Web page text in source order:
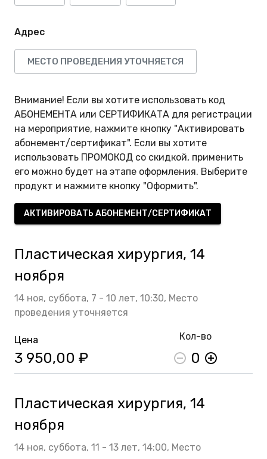
Адрес
МЕСТО ПРОВЕДЕНИЯ УТОЧНЯЕТСЯ
Внимание! Если вы хотите использовать код
АБОНЕМЕНТА или СЕРТИФИКАТА для регистрации
на мероприятие, нажмите кнопку "Активировать
абонемент/сертификат". Если вы хотите
использовать ПРОМОКОД со скидкой, применить
его можно будет на этапе оформления. Выберите
продукт и нажмите кнопку "Оформить".
АКТИВИРОВАТЬ АБОНЕМЕНТ/СЕРТИФИКАТ
Пластическая хирургия, 14
ноября
14 ноя, суббота, 7 - 10 лет, 10:30, Место
проведения уточняется
Цена
3 950,00 ₽
Кол-во
0
Пластическая хирургия, 14
ноября
14 ноя, суббота, 11 - 13 лет, 14:00, Место